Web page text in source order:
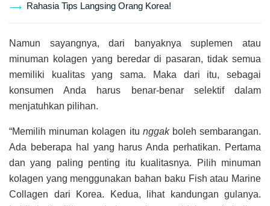
Rahasia Tips Langsing Orang Korea!
Namun sayangnya, dari banyaknya suplemen atau
minuman kolagen yang beredar di pasaran, tidak semua
memiliki kualitas yang sama. Maka dari itu, sebagai
konsumen Anda harus benar-benar selektif dalam
menjatuhkan pilihan.
“Memilih minuman kolagen itu nggakboleh sembarangan.
Ada beberapa hal yang harus Anda perhatikan. Pertama
dan yang paling penting itu kualitasnya. Pilih minuman
kolagen yang menggunakan bahan baku Fish atau Marine
Collagen dari Korea. Kedua, lihat kandungan gulanya.